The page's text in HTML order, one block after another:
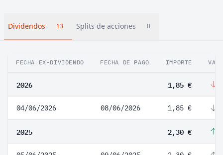
Dividendos 13 Splits de acciones 0
FECHA EX-DIVIDENDO FECHA DE PAGO IMPORTE
2026 1,85 €
04/06/2026 08/06/2026 1,85 €
2025 2,30 €